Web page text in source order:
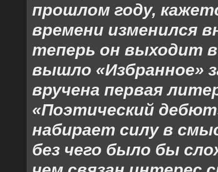
прошлом году,
времени изменился
теперь он выходит
вышло «Избранное»
вручена первая
«Поэтический
набирает силу в
без чего было бы